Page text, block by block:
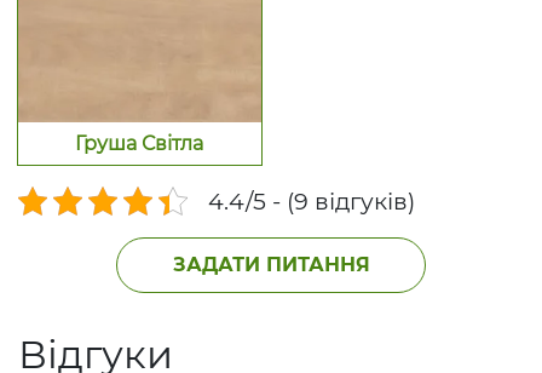
Груша Світла
4.4/5 - (9 відгуків)
ЗАДАТИ ПИТАННЯ
Відгуки